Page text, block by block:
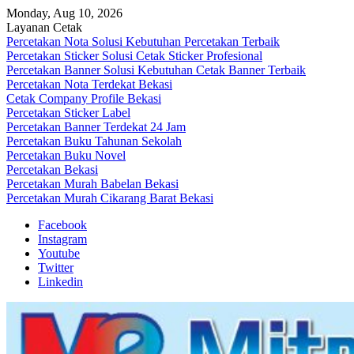
Skip
to
content
Monday, Aug 10, 2026
Layanan Cetak
Percetakan Nota Solusi Kebutuhan Percetakan Terbaik
Percetakan Sticker Solusi Cetak Sticker Profesional
Percetakan Banner Solusi Kebutuhan Cetak Banner Terbaik
Percetakan Nota Terdekat Bekasi
Cetak Company Profile Bekasi
Percetakan Sticker Label
Percetakan Banner Terdekat 24 Jam
Percetakan Buku Tahunan Sekolah
Percetakan Buku Novel
Percetakan Bekasi
Percetakan Murah Babelan Bekasi
Percetakan Murah Cikarang Barat Bekasi
Facebook
Instagram
Youtube
Twitter
Linkedin